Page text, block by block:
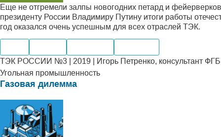
Еще не отгремели залпы новогодних петард и
президенту России Владимиру Путину итоги работы
год оказался очень успешным для всех отраслей ТЭК.
ТЭК РОССИИ №3 | 2019 | Игорь Петренко, консультант
Угольная промышленность
Газовая дилемма